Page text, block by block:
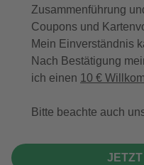
Zusammenführung
Coupons und
Mein Einverständnis
Nach Bestätigung
ich einen 10 €
Bitte beachte auch